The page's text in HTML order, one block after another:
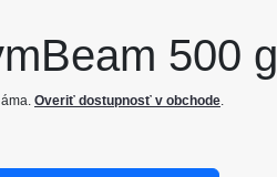
500 g
Overiť dostupnosť v obchode.